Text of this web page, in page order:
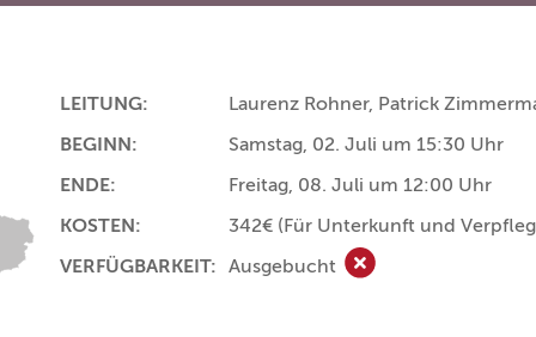
LEITUNG:
Laurenz Rohner, Patrick
BEGINN:
Samstag, 02. Juli um 15:30 Uhr
ENDE:
Freitag, 08. Juli um 12:00 Uhr
KOSTEN:
342€ (Für Unterkunft und
VERFÜGBARKEIT: Ausgebucht Ausgebucht